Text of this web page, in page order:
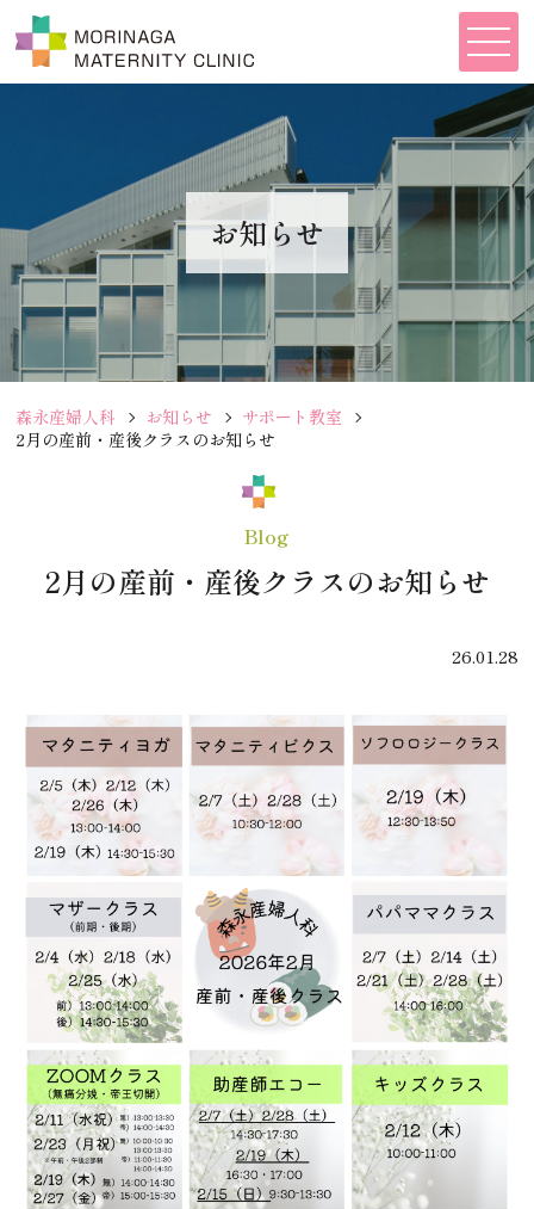
お知らせ
森永産婦人科 お知らせ
サポート教室
2月の産前・産後クラスのお知らせ
Blog
2月の産前・産後クラスのお知らせ
26.01.28